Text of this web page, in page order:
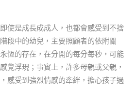
使是成長成成人，也都會感受到不捨
段中的幼兒，主要照顧者的依附關
恆的存在，在分開的每分每秒，可能
覺浮現；事實上，許多母親或父親，
感受到強烈情感的牽絆，擔心孩子過